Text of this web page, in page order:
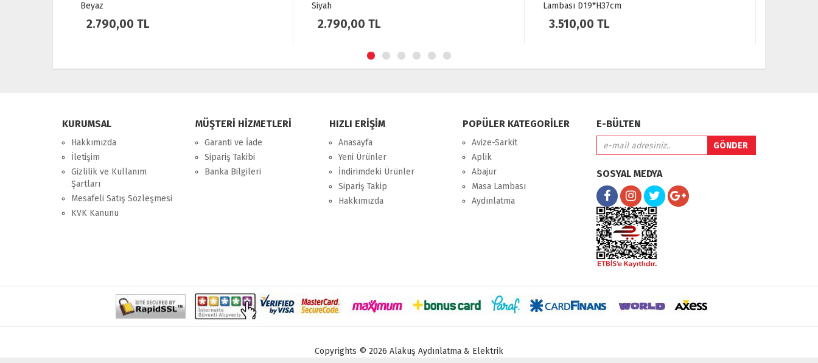
Beyaz
2.790,00 TL
Siyah
2.790,00 TL
Lambası D19*H37cm
3.510,00 TL
KURUMSAL
Hakkımızda
İletişim
Gizlilik ve Kullanım
Şartları
Mesafeli Satış Sözleşmesi
KVK Kanunu
MÜŞTERİ HİZMETLERİ
Garanti ve İade
Sipariş Takibi
Banka Bilgileri
HIZLI ERİŞİM
Anasayfa
Yeni Ürünler
İndirimdeki Ürünler
Sipariş Takip
Hakkımızda
POPÜLER KATEGORİLER
Avize-Sarkit
Aplik
Abajur
Masa Lambası
Aydınlatma
E-BÜLTEN
SOSYAL MEDYA
Copyrights © 2026 Alakuş Aydınlatma & Elektrik